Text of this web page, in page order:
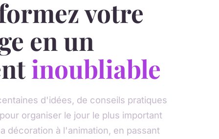
votre
en un
inoubliable
d'idées, de conseils pratiques
organiser le jour le plus important
décoration à l'animation, en passant